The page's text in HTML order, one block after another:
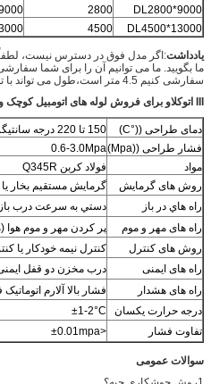
DL2800*9000
2800
DL4500*13000
4500
یادداشت:اگر مدل فوق در دسترس نیست، لطفاً
ما بگویید. ما می توانیم آن را برای شما
سفارشی کنیم 4.5 متر است،طول می تواند با توجه به نیازهای کاربران سفارشی شود.
III اتوکلاو برای فروش لوله های اتومبیل کوچک و کامیون پارامترهای فنی
دمای طراحی ((°C)
150 تا 220 درجه سانتیگراد
فشار طراحی ((Mpa)
0.6-3.0Mpa
مواد
فولاد کربن Q345R
روش های گرمایش
گرمایش مستقیم بخار
راه هاي در باز
دستي به سرعت درب باز
راه های مهر و موم
پر کردن مهر و موم هوا (مدت
روش های کنترل
کنترل نیمه خودکار یا
راه های ایمنی
درب مخزن دو قفل
راه های هشدار
فشار بالا آلارم
درجه حرارت یکسان
±1-2°C
تفاوت فشار
<±0.01mpa
سوالات عمومی